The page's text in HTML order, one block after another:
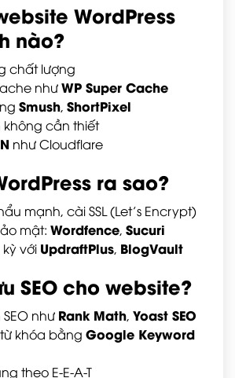
WordPress
nào?
chất lượng
nhưWP Super Cache
Smush, ShortPixel
cần thiết
như Cloudflare
ra sao?
mạnh, cài SSL (Let’s Encrypt)
mật: Wordfence, Sucuri
với UpdraftPlus, BlogVault
SEO cho website?
như Rank Math, Yoast SEO
khóa bằng Google Keyword
theo E-E-A-T